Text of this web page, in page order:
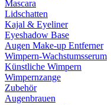
Mascara
Lidschatten
Kajal & Eyeliner
Eyeshadow Base
Augen Make-up Entferner
Wimpern-Wachstumsserum
Künstliche Wimpern
Wimpernzange
Zubehör
Augenbrauen